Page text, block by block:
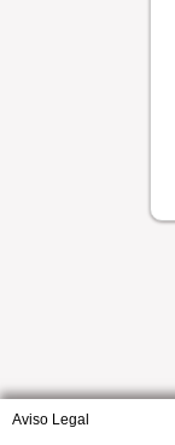
Aviso Legal